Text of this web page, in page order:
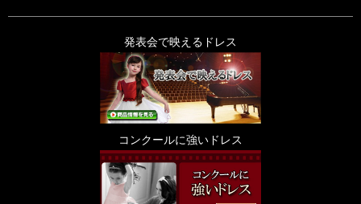
発表会で映えるドレス
コンクールに強いドレス